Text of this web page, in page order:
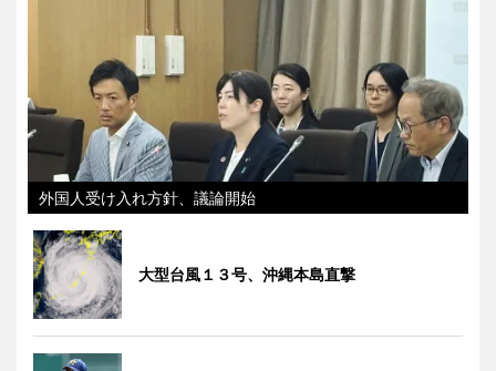
外国人受け入れ方針、議論開始
大型台風１３号、沖縄本島直撃